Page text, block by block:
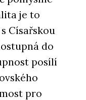
je to
Císařskou
do
posílí
pro